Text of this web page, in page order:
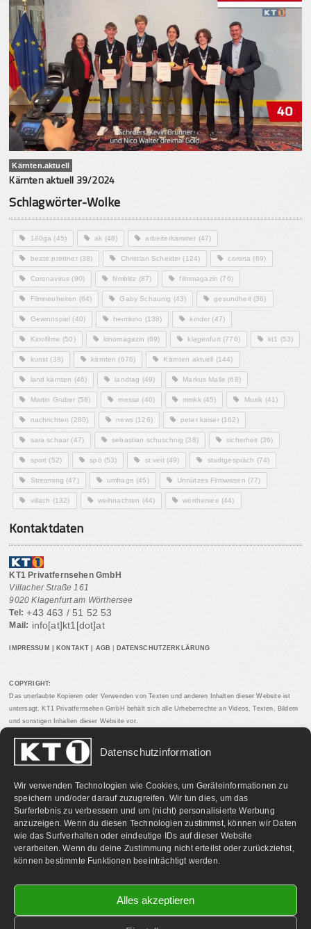
Datenschutzinformation
Wir verwenden Technologien wie Cookies, um Geräteinformationen zu
speichern und/oder darauf zuzugreifen. Wir tun dies, um das
Surferlebnis zu verbessern und um (nicht) personalisierte Werbung
anzuzeigen. Wenn du diesen Technologien zustimmst, können wir Daten
wie das Surfverhalten oder eindeutige IDs auf dieser Website
verarbeiten. Wenn du deine Zustimmung nicht erteilst oder zurückziehst,
können bestimmte Funktionen beeinträchtigt werden.
Alles akzeptieren
Kärnten.aktuell
Kärnten aktuell 39/2024
Schlagwörter-Wolke
180ga (45) ak (48) arbeiterkammer (47)
beate prettner(38) Christian Scheider (124) corona (69)
Coronavirus (90) filmblitz (87) filmmagazin (76)
Filmneuheiten (64) Gaby Schaunig (43) gesundheit(36)
Gewinnspiel (40) heimkino (138) kinder (47)
Kinofilme (50) kinomagazin (69) klagenfurt(776) kt1 (53)
kunst (38) kärnten (676) Kärnten aktuell (144)
land kärnten (46) landtag (49) Markus Malle (68)
Martin Gruber (58) messe (40) mmkk(45) Musik (41)
nachrichten (280) news(126) peter kaiser(162)
sara schaar (47) sebastian schuschnig (38) sicherheit (36)
sport (52) spö (53) st.veit(49) stadtgespräch (74)
Streaming (47) umfrage (45) Unnützes Filmwissen (77)
villach (132) weihnachten (44) wörthersee (44)
Kontaktdaten
KT1 Privatfernsehen GmbH
Villacher Straße 161
9020 Klagenfurt am Wörthersee
Tel: +43 463 / 51 52 53
Mail: info[at]kt1[dot]at
IMPRESSUM KONTAKT AGB DATENSCHUTZERKLÄRUNG
COPYRIGHT:
Das unerlaubte Kopieren oder Verwenden von Texten und anderen Inhalten dieser Website ist
untersagt. KT1 Privatfernsehen GmbH behält sich alle Urheberrechte an Videos, Texten, Bildern
und sonstigen Inhalten dieser Website vor.
PARTNERLINKS: